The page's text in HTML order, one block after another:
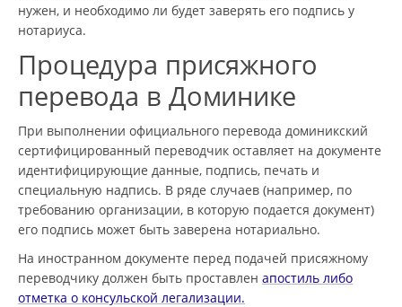
нужен, и необходимо ли будет заверять его подпись у
нотариуса.
Процедура присяжного
перевода в Доминике
При выполнении официального перевода доминикский
сертифицированный переводчик оставляет на документе
идентифицирующие данные, подпись, печать и
специальную надпись. В ряде случаев (например, по
требованию организации, в которую подается документ)
его подпись может быть заверена нотариально.
На иностранном документе перед подачей присяжному
переводчику должен быть проставлен апостиль либо
отметка о консульской легализации.